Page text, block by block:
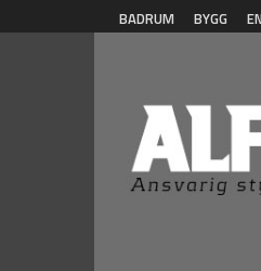
Hoppa till huvudinnehåll
BADRUM BYGG